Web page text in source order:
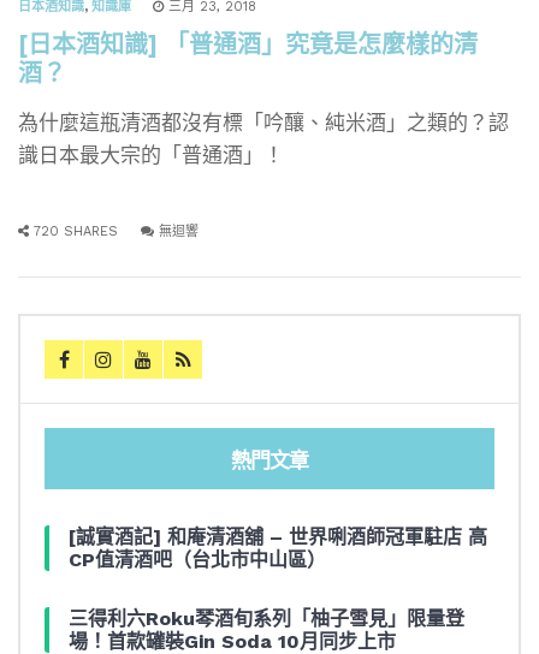
日本酒知識, 知識庫 三月 23, 2018
[日本酒知識] 「普通酒」究竟是怎麼樣的清
酒？
為什麼這瓶清酒都沒有標「吟釀、純米酒」之類的？認
識日本最大宗的「普通酒」！
720 SHARES 無迴響
熱門文章
[誠實酒記] 和庵清酒舖 – 世界唎酒師冠軍駐店 高
CP值清酒吧（台北市中山區）
三得利六Roku琴酒旬系列「柚子雪見」限量登
場！首款罐裝Gin Soda 10月同步上市